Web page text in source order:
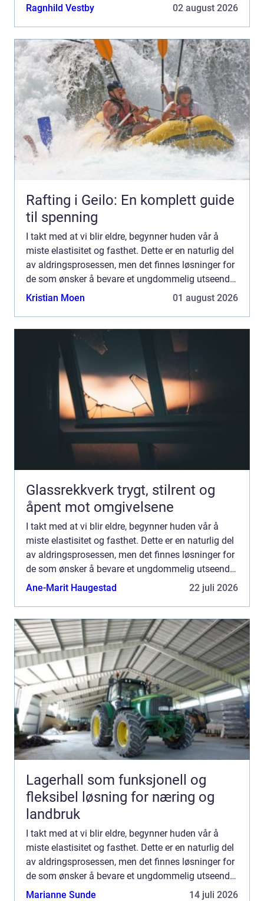
litt lenger. hu...
Ragnhild Vestby 02 august 2026
Rafting i Geilo: En komplett guide
til spenning
I takt med at vi blir eldre, begynner huden vår å
miste elastisitet og fasthet. Dette er en naturlig del
av aldringsprosessen, men det finnes løsninger for
de som ønsker å bevare et ungdommelig utseende
litt lenger. hu...
Kristian Moen 01 august 2026
Glassrekkverk trygt, stilrent og
åpent mot omgivelsene
I takt med at vi blir eldre, begynner huden vår å
miste elastisitet og fasthet. Dette er en naturlig del
av aldringsprosessen, men det finnes løsninger for
de som ønsker å bevare et ungdommelig utseende
litt lenger. hu...
Ane-Marit Haugestad 22 juli 2026
Lagerhall som funksjonell og
fleksibel løsning for næring og
landbruk
I takt med at vi blir eldre, begynner huden vår å
miste elastisitet og fasthet. Dette er en naturlig del
av aldringsprosessen, men det finnes løsninger for
de som ønsker å bevare et ungdommelig utseende
litt lenger. hu...
Marianne Sunde 14 juli 2026